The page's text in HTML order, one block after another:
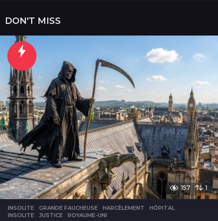
DON'T MISS
157 1
INSOLITE GRANDE FAUCHEUSE ,HARCÈLEMENT ,HÔPITAL
INSOLITE
,JUSTICE ,ROYAUME-UNI